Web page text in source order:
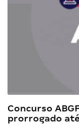
Concurso
prorrogado